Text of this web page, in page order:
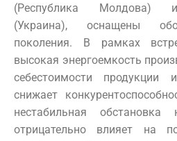
(Республика Молдова) и
(Украина), оснащены
поколения. В рамках
высокая энергоемкость
себестоимости
снижает
нестабильная
отрицательно влияет на